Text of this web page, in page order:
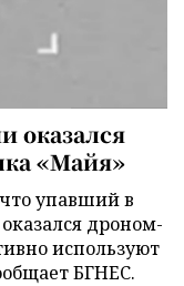
оказался
«Майя»
упавший в
дроном-
используют
БГНЕС.